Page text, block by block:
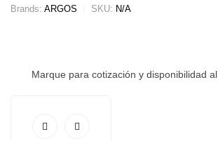
Brands: ARGOS SKU: N/A
Marque para cotización y disponibilidad